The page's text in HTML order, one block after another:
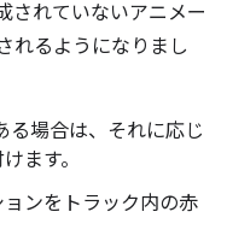
されていないアニメー
れるようになりまし
る場合は、それに応じ
ます。
ンをトラック内の赤